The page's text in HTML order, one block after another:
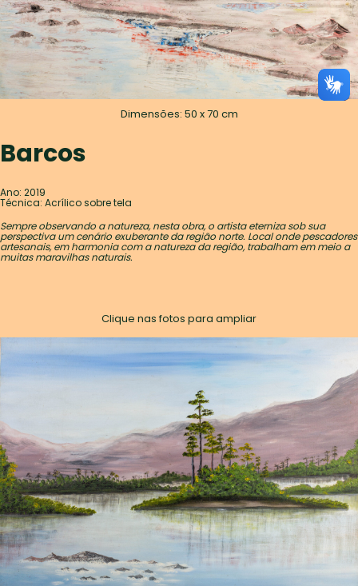
Dimensões: 50 x 70 cm
Barcos
Ano: 2019
Técnica: Acrílico sobre tela
Sempre observando a natureza, nesta obra, o artista eterniza sob sua
perspectiva um cenário exuberante da região norte. Local onde pescadores
artesanais, em harmonia com a natureza da região, trabalham em meio a
muitas maravilhas naturais.
Clique nas fotos para ampliar